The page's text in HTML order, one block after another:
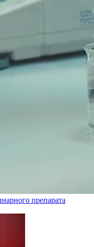
препарата